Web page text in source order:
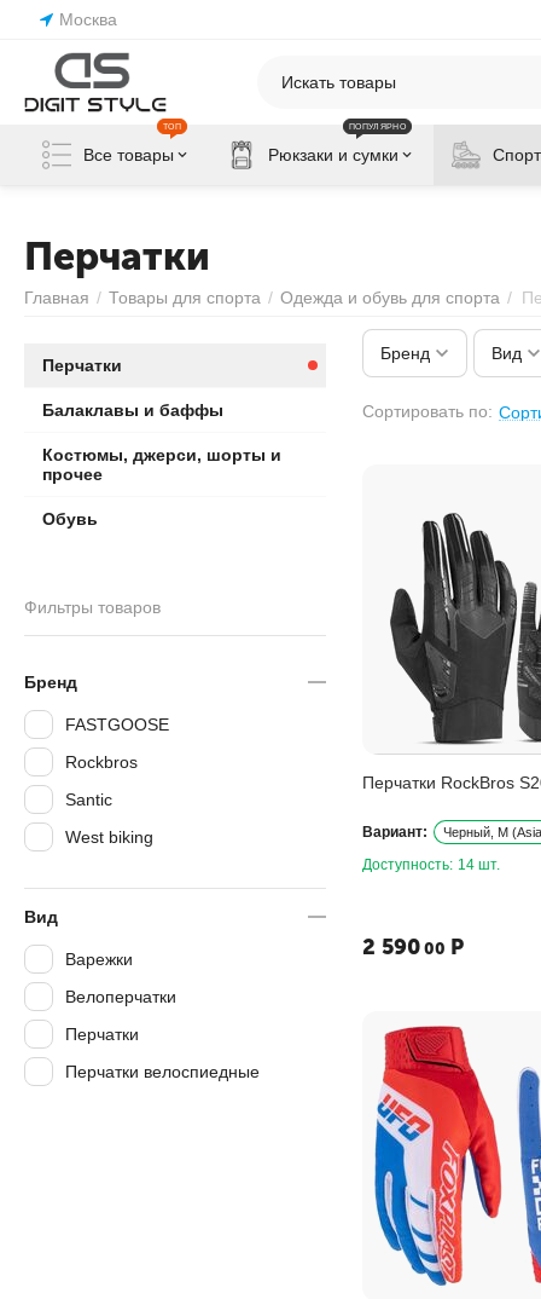
Москва
Все товары
ТОП
Рюкзаки и сумки
ПОПУЛЯРНО
Перчатки
Главная / Товары для спорта / Одежда и обувь для спорта /
Бренд Вид
Сортировать по:
Перчатки RockBros
Вариант: Черный, M
Доступность: 14 шт.
2 59000 Р
Перчатки
Балаклавы и баффы
Костюмы, джерси, шорты и
прочее
Обувь
Фильтры товаров
Бренд
FASTGOOSE
Rockbros
Santic
West biking
Вид
Варежки
Велоперчатки
Перчатки
Перчатки велоспиедные